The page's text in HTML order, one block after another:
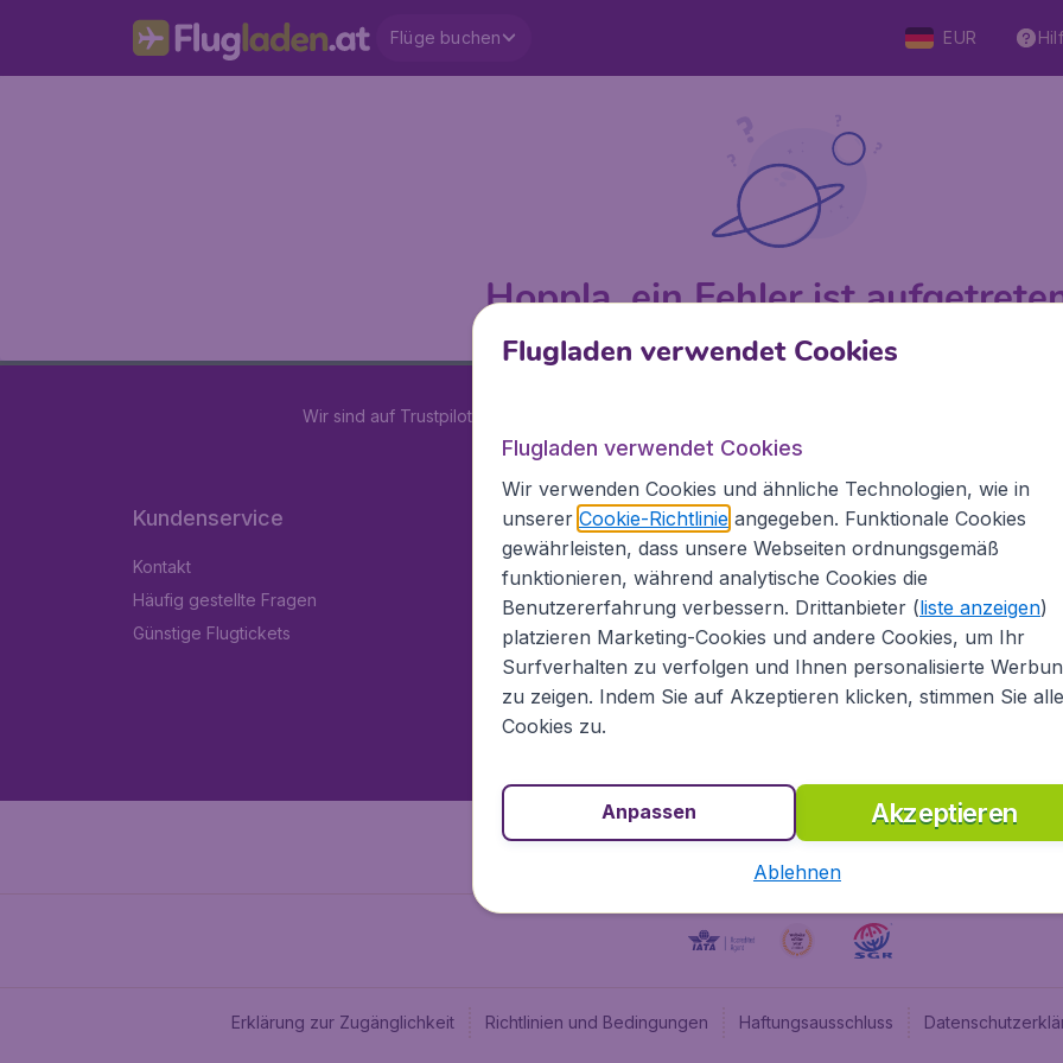
Flüge buchen EUR
Hoppla, ein Fehler ist
Wir sind auf Trustpilot mit
Kundenservice
Kontakt
Häufig gestellte Fragen
Günstige Flugtickets
Flugladen.at
Über Flugladen.at
Rechtliche Informationen
Impressum
Partnerprogramm
Stellenangebote
Erklärung zur Zugänglichkeit Richtlinien und Bedingungen Haftungsausschluss
Flugladen verwendet Cookies
Flugladen verwendet Cookies
Wir verwenden Cookies und ähnliche Technologien, wie in
unserer Cookie-Richtlinieangegeben. Funktionale Cookies
gewährleisten, dass unsere Webseiten ordnungsgemäß
funktionieren, während analytische Cookies die
Benutzererfahrung verbessern. Drittanbieter (liste anzeigen)
platzieren Marketing-Cookies und andere Cookies, um Ihr
Surfverhalten zu verfolgen und Ihnen personalisierte
zu zeigen. Indem Sie auf Akzeptieren klicken, stimmen Sie
Cookies zu.
Akzeptieren
Anpassen
Ablehnen